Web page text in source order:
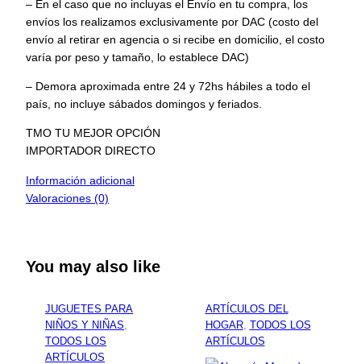
– En el caso que no incluyas el Envío en tu compra, los
envíos los realizamos exclusivamente por DAC (costo del
envío al retirar en agencia o si recibe en domicilio, el costo
varía por peso y tamaño, lo establece DAC)
– Demora aproximada entre 24 y 72hs hábiles a todo el
país, no incluye sábados domingos y feriados.
TMO TU MEJOR OPCIÓN
IMPORTADOR DIRECTO
Información adicional
Valoraciones (0)
You may also like
JUGUETES PARA
NIÑOS Y NIÑAS
TODOS LOS
ARTÍCULOS
ARTÍCULOS DEL
HOGAR, TODOS LOS
ARTÍCULOS